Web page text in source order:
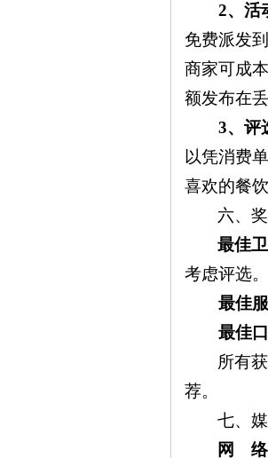
2、活
免费派发
商家可成
额发布在
3、评
以凭消费
喜欢的餐
六、
最佳
考虑评选。
最佳
最佳
所有
荐。
七、
网 络